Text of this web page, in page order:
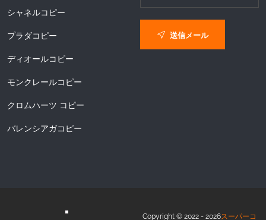
シャネルコピー
プラダコピー
ディオールコピー
モンクレールコピー
クロムハーツ コピー
バレンシアガコピー
送信メール
Copyright © 2022 - 2026スーパーコ